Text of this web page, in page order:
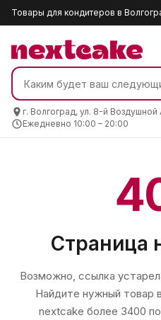
Товары для кондитеров в
г. Волгоград, ул. 8-й Воздушной
Ежедневно 10:00 – 20:00
Страница
Возможно, ссылка
Найдите нужный товар
nextcake более 3400